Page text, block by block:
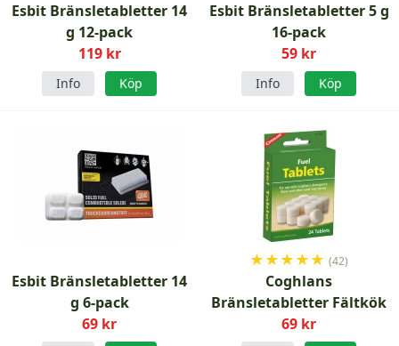
Esbit Bränsletabletter 14
g 12-pack
119 kr
Info Köp
Esbit Bränsletabletter 5 g
16-pack
59 kr
Info Köp
Esbit Bränsletabletter 14
g 6-pack
69 kr
★★★★★ (42)
Coghlans
Bränsletabletter Fältkök
69 kr